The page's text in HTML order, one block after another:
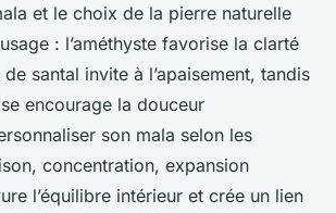
et le choix de la pierre naturelle
: l’améthyste favorise la clarté
santal invite à l’apaisement, tandis
encourage la douceur
son mala selon les
concentration, expansion
l’équilibre intérieur et crée un lien